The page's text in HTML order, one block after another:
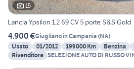
15
Lancia Ypsilon 1.2 69 CV 5 porte S&S Gold
4.900 €Giugliano in Campania (NA)
Usato
01/2012 199000 Km Benzina
Rivenditore SELEZIONE AUTO DI RUSSO